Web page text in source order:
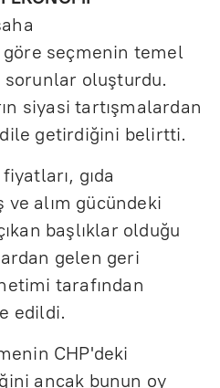
seçmenin temel
oluşturdu.
siyasi tartışmalardan
dile getirdiğini belirtti.
gıda
alım gücündeki
başlıklar olduğu
gelen geri
tarafından
edildi.
CHP'deki
ancak bunun oy